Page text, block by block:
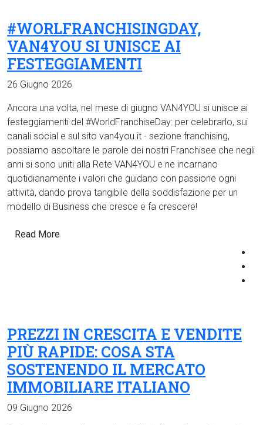
#WORLFRANCHISINGDAY,
VAN4YOU SI UNISCE AI
FESTEGGIAMENTI
26 Giugno 2026
Ancora una volta, nel mese di giugno VAN4YOU si unisce ai
festeggiamenti del #WorldFranchiseDay: per celebrarlo, sui
canali social e sul sito van4you.it - sezione franchising,
possiamo ascoltare le parole dei nostri Franchisee che negli
anni si sono uniti alla Rete VAN4YOU e ne incarnano
quotidianamente i valori che guidano con passione ogni
attività, dando prova tangibile della soddisfazione per un
modello di Business che cresce e fa crescere!
Read More
PREZZI IN CRESCITA E VENDITE
PIÙ RAPIDE: COSA STA
SOSTENENDO IL MERCATO
IMMOBILIARE ITALIANO
09 Giugno 2026